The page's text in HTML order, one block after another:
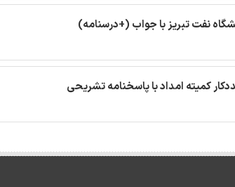
نفت تبریز با جواب (+درسنامه)
کمیته امداد با پاسخنامه تشریحی